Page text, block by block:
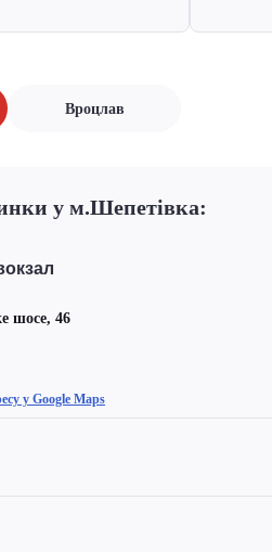
Вроцлав
у м.Шепетівка:
шосе, 46
у Google Maps